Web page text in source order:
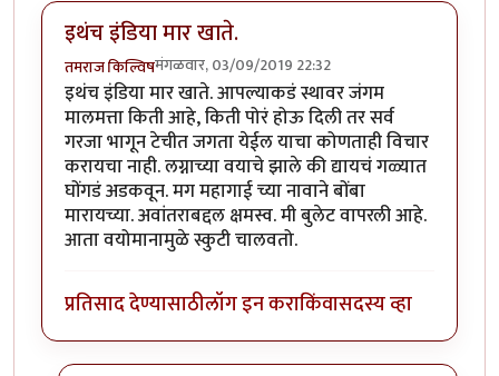
इथंच इंडिया मार खाते.
तमराज किल्विषमंगळवार, 03/09/2019 22:32
इथंच इंडिया मार खाते. आपल्याकडं स्थावर जंगम
मालमत्ता किती आहे, किती पोरं होऊ दिली तर सर्व
गरजा भागून टेचीत जगता येईल याचा कोणताही विचार
करायचा नाही.‌ लग्नाच्या वयाचे झाले की द्यायचं गळ्यात
घोंगडं अडकवून. मग महागाई च्या नावाने बोंबा
मारायच्या. अवांतराबद्दल क्षमस्व. मी बुलेट वापरली आहे.
आता वयोमानामुळे स्कुटी चालवतो.
प्रतिसाद देण्यासाठीलॉग इन कराकिंवासदस्य व्हा